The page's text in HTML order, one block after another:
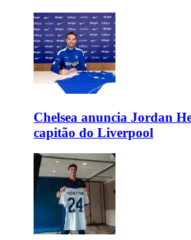
Chelsea anuncia Jordan
capitão do Liverpool